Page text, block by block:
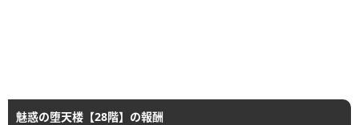
魅惑の堕天楼【28階】の報酬